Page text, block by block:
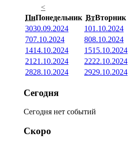
<
ПнПонедельник ВтВторник
3030.09.2024 101.10.2024
707.10.2024 808.10.2024
1414.10.2024 1515.10.2024
21 21.10.2024 2222.10.2024
2828.10.2024 2929.10.2024
Сегодня
Сегодня нет событий
Скоро